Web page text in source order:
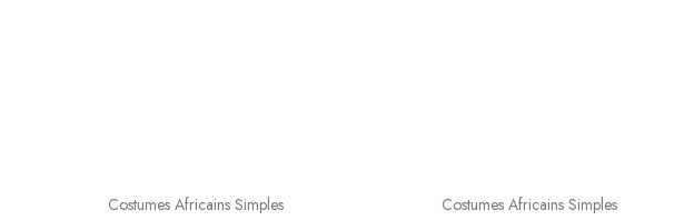
Costumes Africains Simples Costumes Africains Simples